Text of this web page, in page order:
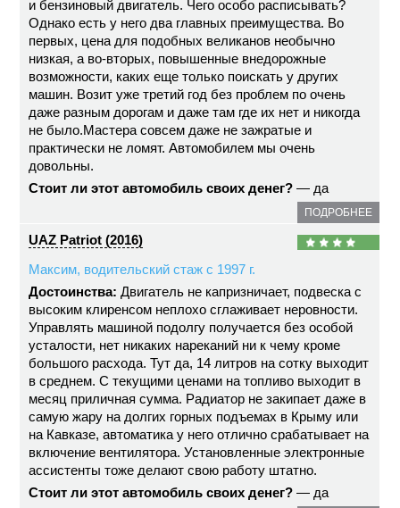
и бензиновый двигатель. Чего особо расписывать?
Однако есть у него два главных преимущества. Во
первых, цена для подобных великанов необычно
низкая, а во-вторых, повышенные внедорожные
возможности, каких еще только поискать у других
машин. Возит уже третий год без проблем по очень
даже разным дорогам и даже там где их нет и никогда
не было.Мастера совсем даже не зажратые и
практически не ломят. Автомобилем мы очень
довольны.
Стоит ли этот автомобиль своих денег? — да
ПОДРОБНЕЕ
UAZ Patriot (2016)
Максим, водительский стаж с 1997 г.
Достоинства: Двигатель не капризничает, подвеска с
высоким клиренсом неплохо сглаживает неровности.
Управлять машиной подолгу получается без особой
усталости, нет никаких нареканий ни к чему кроме
большого расхода. Тут да, 14 литров на сотку выходит
в среднем. С текущими ценами на топливо выходит в
месяц приличная сумма. Радиатор не закипает даже в
самую жару на долгих горных подъемах в Крыму или
на Кавказе, автоматика у него отлично срабатывает на
включение вентилятора. Установленные электронные
ассистенты тоже делают свою работу штатно.
Стоит ли этот автомобиль своих денег? — да